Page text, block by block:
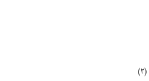
(۲)